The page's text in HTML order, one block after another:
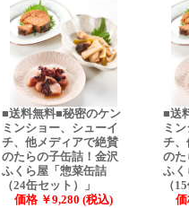
■送料無料■秘密のケン
ミンショー、シューイ
チ、他メディアで絶賛
のたらの子缶詰！金沢
ふくら屋「惣菜缶詰
（24缶セット）」
価格 ￥9,280 (税込)
■送
ミ
チ、
のた
ふく
（
価